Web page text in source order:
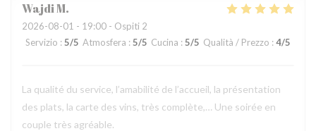
WajdiM
2026-08-01 - 19:00 - Ospiti 2
Servizio : 5/5 Atmosfera : 5/5 Cucina : 5/5 Qualità / Prezzo : 4/5
La qualité du service, l’amabilité de l’accueil, la présentation
des plats, la carte des vins, très complète,… Une soirée en
couple très agréable.